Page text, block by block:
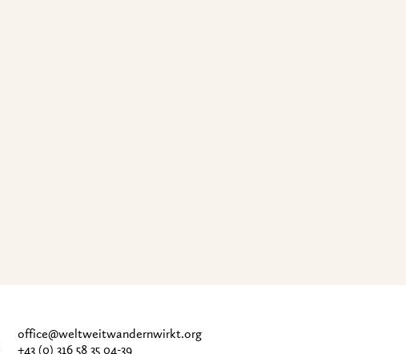
office@weltweitwandernwirkt.org
+43 (0) 316 58 35 04-39